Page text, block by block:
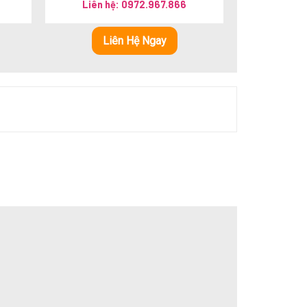
kết cung cấp các sản phẩm chất lượng cao,
hạng5.00
Liên hệ: 0972.967.866
Liên Hệ Ngay